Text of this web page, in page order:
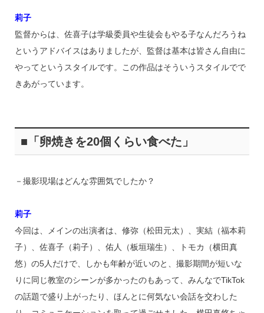
莉子
監督からは、佐喜子は学級委員や生徒会もやる子なんだろうね
というアドバイスはありましたが、監督は基本は皆さん自由に
やってというスタイルです。この作品はそういうスタイルでで
きあがっています。
■「卵焼きを20個くらい食べた」
－撮影現場はどんな雰囲気でしたか？
莉子
今回は、メインの出演者は、修弥（松田元太）、実結（福本莉
子）、佐喜子（莉子）、佑人（板垣瑞生）、トモカ（横田真
悠）の5人だけで、しかも年齢が近いのと、撮影期間が短いな
りに同じ教室のシーンが多かったのもあって、みんなでTikTok
の話題で盛り上がったり、ほんとに何気ない会話を交わした